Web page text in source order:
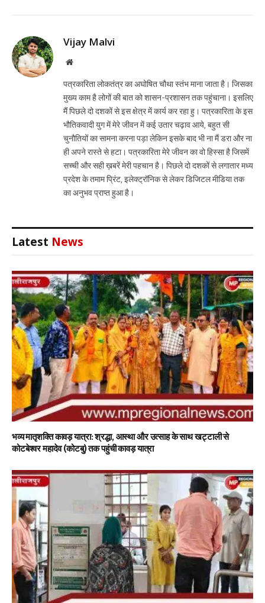
Vijay Malvi
Website
पत्रकारिता लोकतंत्र का अघोषित चौथा स्तंभ माना जाता है। जिसका
मुख्य काम है लोगों की बात को शासन-प्रशासन तक पहुंचाना। इसलिए
मैं पिछले दो दशकों से इस क्षेत्र में कार्य कर रहा हु। पत्रकारिता के इस
भौतिकवादी युग में मेरे जीवन में कई उतार चढ़ाव आये, बहुत सी
चुनौतियों का सामना करना पड़ा लेकिन इसके बाद भी ना मैं डरा और ना
ही अपने रास्ते से हटा। पत्रकारिता मेरे जीवन का वो हिस्सा है जिसमें
सच्ची और सही ख़बरें मेरी पहचान है। पिछले दो दशकों से लगातार मध्य
प्रदेश के तमाम प्रिंट, इलेक्ट्रॉनिक से लेकर डिजिटल मीडिया तक
का अनुभव प्राप्त हुआ है।
Latest News
भव्य मातृशक्ति कावड़ यात्रा: श्रद्धा, आस्था और उत्साह के साथ खट्टाली से
कोटबेश्वर महादेव (कोटबु) तक पहुंची कावड़ यात्रा